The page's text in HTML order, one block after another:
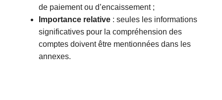
de paiement ou d’encaissement ;
Importance relative : seules les informations
significatives pour la compréhension des
comptes doivent être mentionnées dans les
annexes.